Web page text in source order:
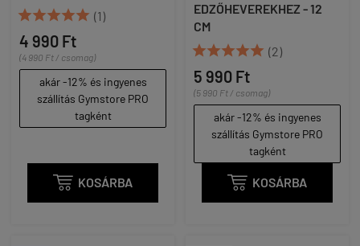
 (1)
4 990 Ft
(4 990 Ft / csomag)
akár -12% és ingyenes
szállítás Gymstore PRO
tagként
 KOSÁRBA
EDZŐHEVEREKHEZ - 12
CM
 (2)
5 990 Ft
(5 990 Ft / csomag)
akár -12% és ingyenes
szállítás Gymstore PRO
tagként
 KOSÁRBA